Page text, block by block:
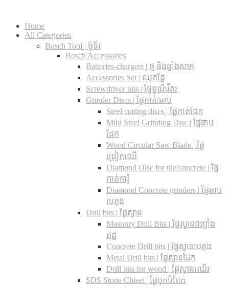
Home
All Categories
Bosch Tool | ម៉ូទ័រ
Bosch Accessories
Batteries-chargers | ថ្ម និងឆ្នាំងសាក
Accessories Set | ឈុតផ្លែ
Screwdriver bits | ផ្លែទួណឺវីស
Grinder Discs |​ ផ្លែកាត់/ឆាប
Steel cutting discs |​ ផ្លែកាត់ដែក
Mild Steel Grinding Disc | ផ្លែឆាប
ដែក
Wood Circular Saw Blade | ផ្លែ
ជ្រៀកឈើ
Diamond Disc for tile/concrete​ | ផ្លែ
កាត់ការ៉ូ
Diamond Concrete grinders | ផ្លែឆាប
បេតុង
Drill bits |​ ផ្លែស្វាន
Masonry Drill Bits |​ ផ្លែស្វានជញ្ជាំង
ឥដ្ឋ
Concrete Drill bits |​ ផ្លែស្វានបេតុង
Metal Drill bits |​ ផ្លែស្វានដែក
Drill bits for wood |​ ផ្លែស្វានឈើរ
SDS Stone Chiset |​ ផ្លែបុកបំបែក